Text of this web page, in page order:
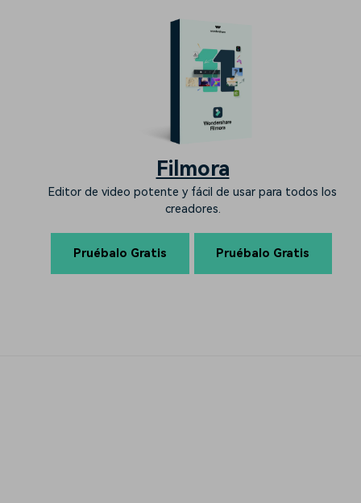
Filmora
Editor de video potente y fácil de usar para todos los
creadores.
Pruébalo Gratis Pruébalo Gratis